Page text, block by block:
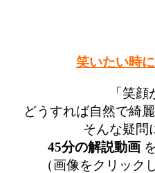
笑いたい時
「笑
どうすれば自然で綺
そんな疑問
45分の解説動画
（画像をクリック